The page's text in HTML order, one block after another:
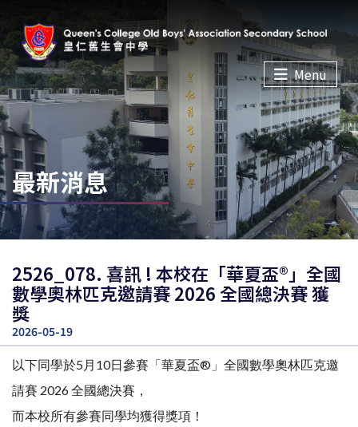
Menu
最新消息
2526_078. 喜訊 ! 本校在「華夏盃®」全國
數學奧林匹克邀請賽 2026 全國總決賽 獲
獎
2026-05-19
以下同學於5月10日參賽「華夏盃®」全國數學奧林匹克邀
請賽 2026 全國總決賽，
而本校所有參賽同學均獲得獎項！